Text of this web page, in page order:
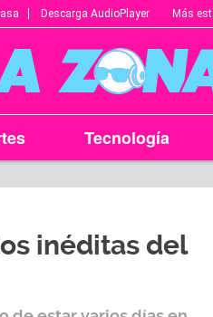
Descarga AudioPlayer Más
Tecnología
inéditas del